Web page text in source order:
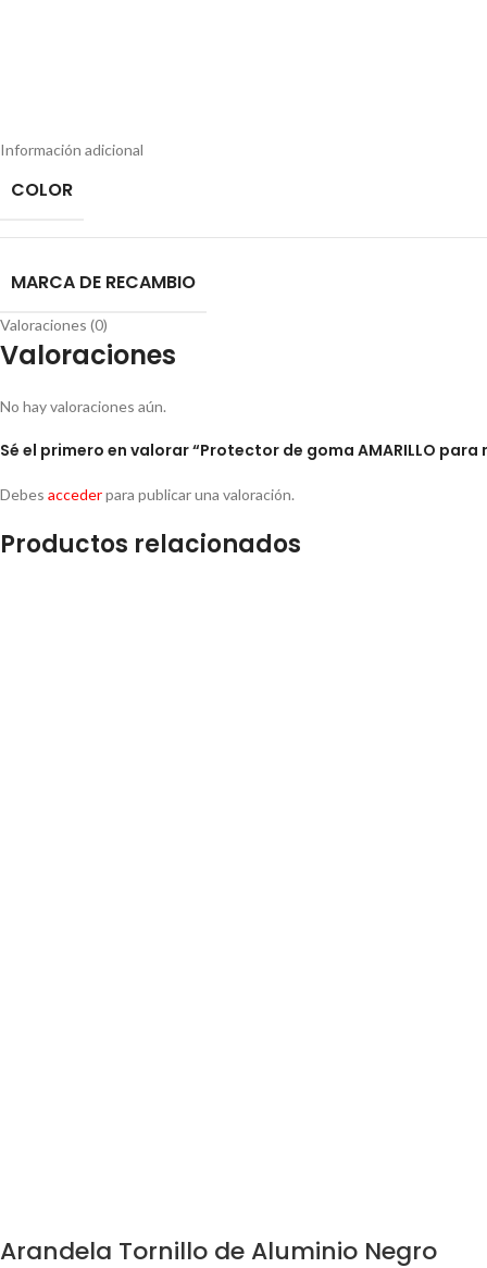
Información adicional
COLOR
MARCA DE RECAMBIO
Valoraciones (0)
Valoraciones
No hay valoraciones aún.
Sé el primero en valorar “Protector de goma AMARILLO
Debes accederpara publicar una valoración.
Productos relacionados
Arandela Tornillo de Aluminio Negro